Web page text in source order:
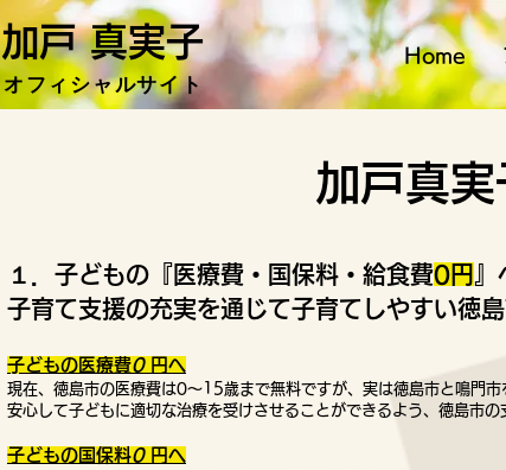
加戸 真実子
​オフィシャルサイト
Home
加戸真
１．子どもの『医療費・国保料・給食費0円
子育て支援の充実を通じて子育てしやすい徳島
​子どもの医療費0 円へ
現在、徳島市の医療費は0～15歳まで無料ですが、実は徳島市と鳴門
安心して子どもに適切な治療を受けさせることができるよう、徳島市
子どもの国保料​0 円へ